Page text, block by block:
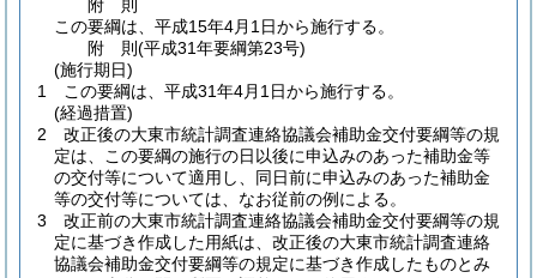
附 則
この要綱は、平成15年4月1日から施行する。
附 則(平成31年要綱第23号)
(施行期日)
1
この要綱は、平成31年4月1日から施行する。
(経過措置)
2
改正後の大東市統計調査連絡協議会補助金交付要綱等の規
定は、この要綱の施行の日以後に申込みのあった補助金等
の交付等について適用し、同日前に申込みのあった補助金
等の交付等については、なお従前の例による。
3
改正前の大東市統計調査連絡協議会補助金交付要綱等の規
定に基づき作成した用紙は、改正後の大東市統計調査連絡
協議会補助金交付要綱等の規定に基づき作成したものとみ